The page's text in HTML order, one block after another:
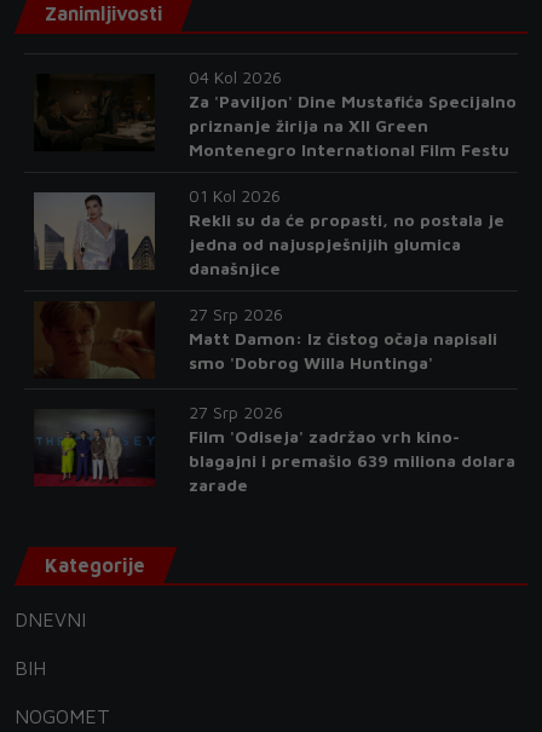
Zanimljivosti
04 Kol 2026
Za 'Paviljon' Dine Mustafića Specijalno
priznanje žirija na XII Green
Montenegro International Film Festu
01 Kol 2026
Rekli su da će propasti, no postala je
jedna od najuspješnijih glumica
današnjice
27 Srp 2026
Matt Damon: Iz čistog očaja napisali
smo 'Dobrog Willa Huntinga'
27 Srp 2026
Film 'Odiseja' zadržao vrh kino-
blagajni i premašio 639 miliona dolara
zarade
Kategorije
DNEVNI
BIH
NOGOMET